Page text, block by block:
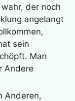
der noch
angelangt
sein
Man
Andere
Anderen,